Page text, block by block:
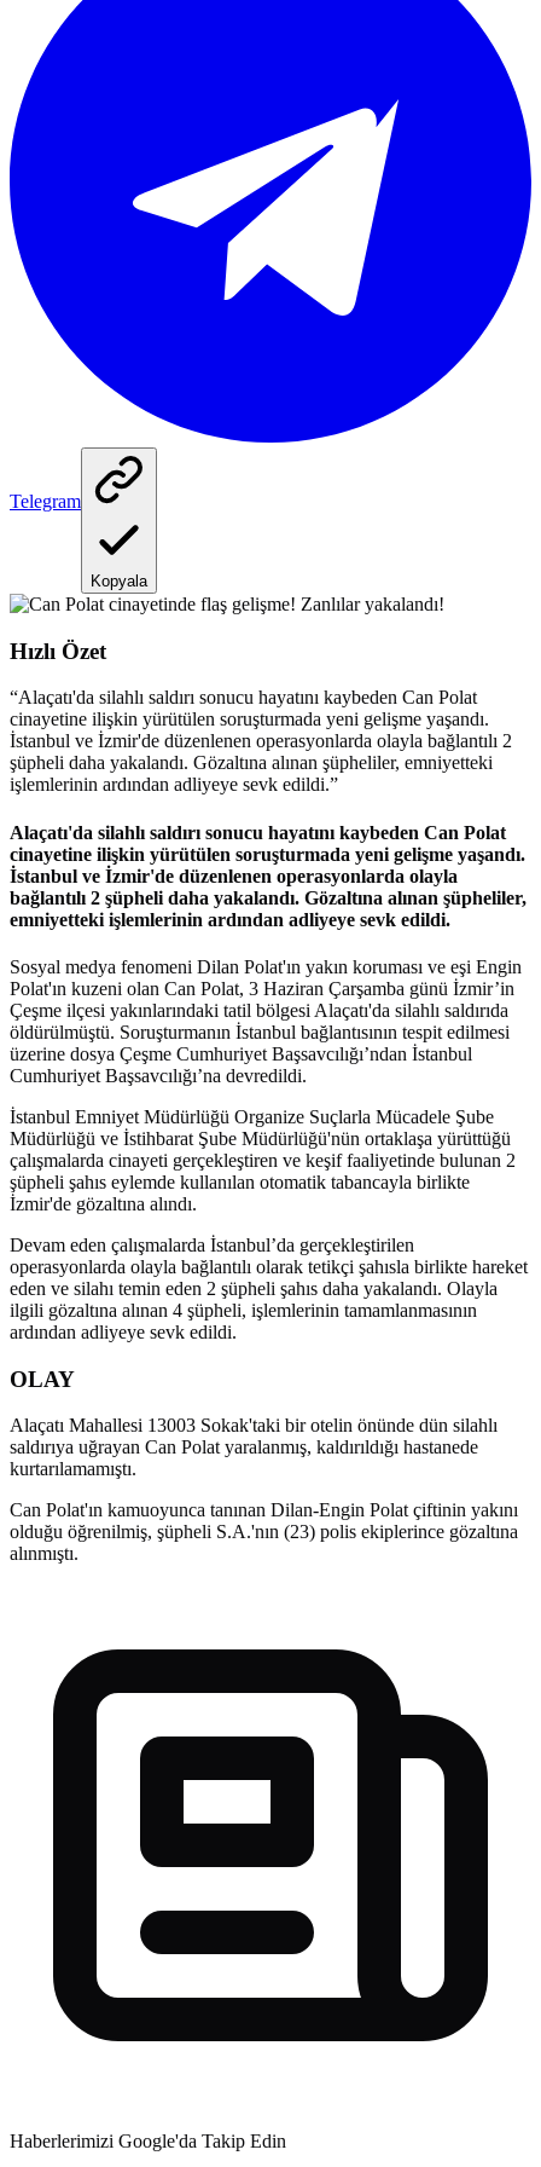
Telegram
Kopyala
Hızlı Özet
“Alaçatı'da silahlı saldırı sonucu hayatını kaybeden Can Polat
cinayetine ilişkin yürütülen soruşturmada yeni gelişme yaşandı.
İstanbul ve İzmir'de düzenlenen operasyonlarda olayla bağlantılı 2
şüpheli daha yakalandı. Gözaltına alınan şüpheliler, emniyetteki
işlemlerinin ardından adliyeye sevk edildi.”
Alaçatı'da silahlı saldırı sonucu hayatını kaybeden Can Polat
cinayetine ilişkin yürütülen soruşturmada yeni gelişme yaşandı.
İstanbul ve İzmir'de düzenlenen operasyonlarda olayla
bağlantılı 2 şüpheli daha yakalandı. Gözaltına alınan şüpheliler,
emniyetteki işlemlerinin ardından adliyeye sevk edildi.
Sosyal medya fenomeni Dilan Polat'ın yakın koruması ve eşi Engin
Polat'ın kuzeni olan Can Polat, 3 Haziran Çarşamba günü İzmir’in
Çeşme ilçesi yakınlarındaki tatil bölgesi Alaçatı'da silahlı saldırıda
öldürülmüştü. Soruşturmanın İstanbul bağlantısının tespit edilmesi
üzerine dosya Çeşme Cumhuriyet Başsavcılığı’ndan İstanbul
Cumhuriyet Başsavcılığı’na devredildi.
İstanbul Emniyet Müdürlüğü Organize Suçlarla Mücadele Şube
Müdürlüğü ve İstihbarat Şube Müdürlüğü'nün ortaklaşa yürüttüğü
çalışmalarda cinayeti gerçekleştiren ve keşif faaliyetinde bulunan 2
şüpheli şahıs eylemde kullanılan otomatik tabancayla birlikte
İzmir'de gözaltına alındı.
Devam eden çalışmalarda İstanbul’da gerçekleştirilen
operasyonlarda olayla bağlantılı olarak tetikçi şahısla birlikte hareket
eden ve silahı temin eden 2 şüpheli şahıs daha yakalandı. Olayla
ilgili gözaltına alınan 4 şüpheli, işlemlerinin tamamlanmasının
ardından adliyeye sevk edildi.
OLAY
Alaçatı Mahallesi 13003 Sokak'taki bir otelin önünde dün silahlı
saldırıya uğrayan Can Polat yaralanmış, kaldırıldığı hastanede
kurtarılamamıştı.
Can Polat'ın kamuoyunca tanınan Dilan-Engin Polat çiftinin yakını
olduğu öğrenilmiş, şüpheli S.A.'nın (23) polis ekiplerince gözaltına
alınmıştı.
Haberlerimizi Google'da Takip Edin